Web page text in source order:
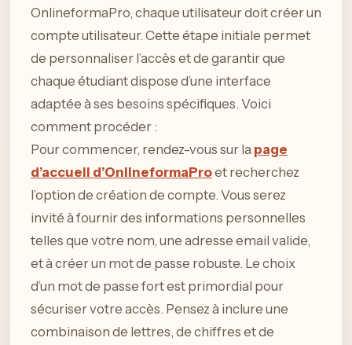
OnlineformaPro, chaque utilisateur doit créer un
compte utilisateur. Cette étape initiale permet
de personnaliser l’accès et de garantir que
chaque étudiant dispose d’une interface
adaptée à ses besoins spécifiques. Voici
comment procéder :
Pour commencer, rendez-vous sur la page
d’accueil d’OnlineformaProet recherchez
l’option de création de compte. Vous serez
invité à fournir des informations personnelles
telles que votre nom, une adresse email valide,
et à créer un mot de passe robuste. Le choix
d’un mot de passe fort est primordial pour
sécuriser votre accès. Pensez à inclure une
combinaison de lettres, de chiffres et de